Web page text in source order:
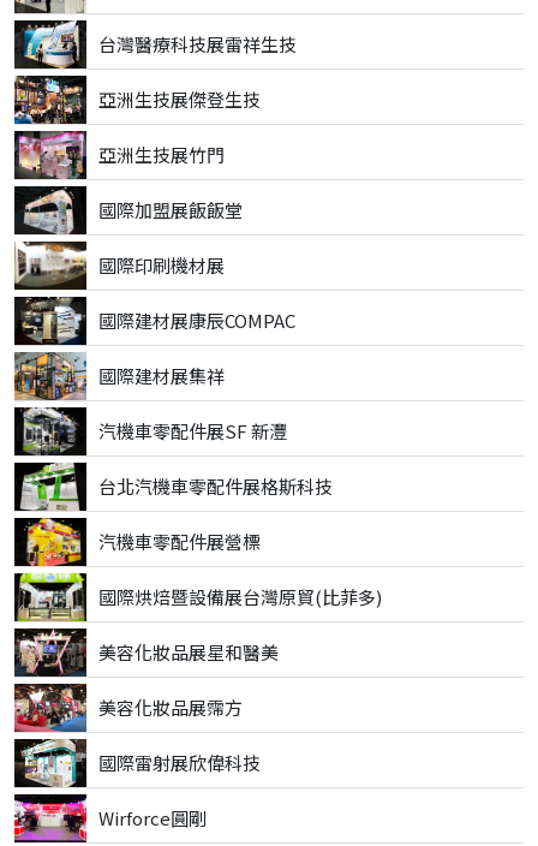
台灣醫療科技展雷祥生技
亞洲生技展傑登生技
亞洲生技展竹門
國際加盟展飯飯堂
國際印刷機材展
國際建材展康辰COMPAC
國際建材展集祥
汽機車零配件展SF 新灃
台北汽機車零配件展格斯科技
汽機車零配件展營標
國際烘焙暨設備展台灣原貿(比菲多)
美容化妝品展星和醫美
美容化妝品展霈方
國際雷射展欣偉科技
Wirforce圓剛